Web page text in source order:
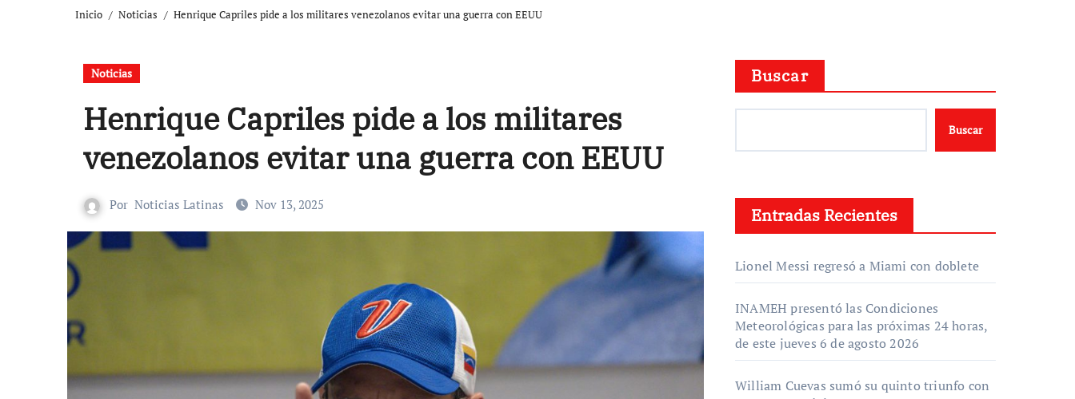
Inicio Noticias Henrique Capriles pide a los militares venezolanos evitar una guerra con EEUU
Noticias
Henrique Capriles pide a los militares
venezolanos evitar una guerra con EEUU
Por Noticias Latinas Nov 13, 2025
Buscar
Buscar
Entradas Recientes
Lionel Messi regresó a Miami con doblete
INAMEH presentó las Condiciones
Meteorológicas para las próximas 24 horas,
de este jueves 6 de agosto 2026
William Cuevas sumó su quinto triunfo con